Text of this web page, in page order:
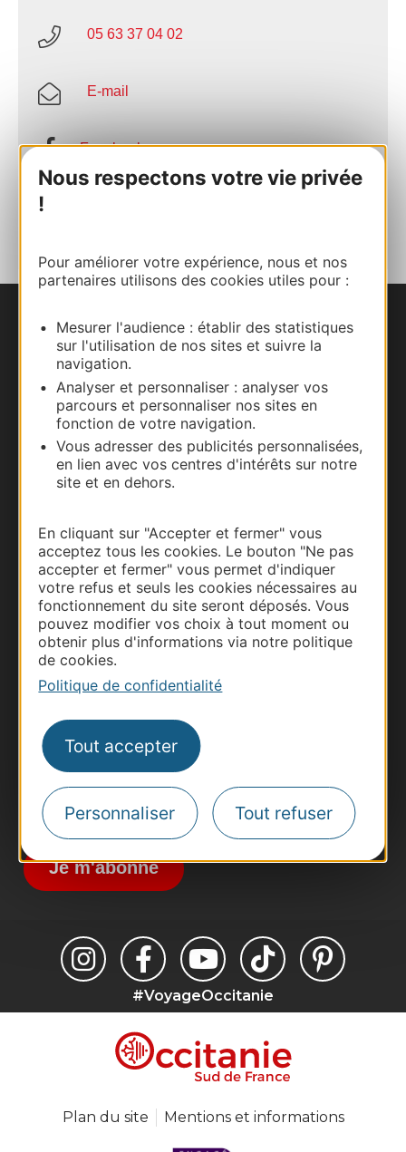
Nous respectons votre vie privée
!
Pour améliorer votre expérience, nous et nos
partenaires utilisons des cookies utiles pour :
Mesurer l'audience : établir des statistiques
sur l'utilisation de nos sites et suivre la
navigation.
Analyser et personnaliser : analyser vos
parcours et personnaliser nos sites en
fonction de votre navigation.
Vous adresser des publicités personnalisées,
en lien avec vos centres d'intérêts sur notre
site et en dehors.
En cliquant sur "Accepter et fermer" vous
acceptez tous les cookies. Le bouton "Ne pas
accepter et fermer" vous permet d'indiquer
votre refus et seuls les cookies nécessaires au
fonctionnement du site seront déposés. Vous
pouvez modifier vos choix à tout moment ou
obtenir plus d'informations via notre politique
de cookies.
Politique de confidentialité
Tout accepter
Personnaliser Tout refuser
05 63 37 04 02
E-mail
Facebook
Nous contacter
Carte interactive
Documentation
Thermalisme
Business/Mice
Pros d'Occitanie
Voyagistes
Destination Sport
Inscrivez-vous à la lettre d'information
Destination Occitanie pour recevoir des
suggestions de séjours, de visites et de sorties.
Je m'abonne
#VoyageOccitanie
Plan du site Mentions et informations